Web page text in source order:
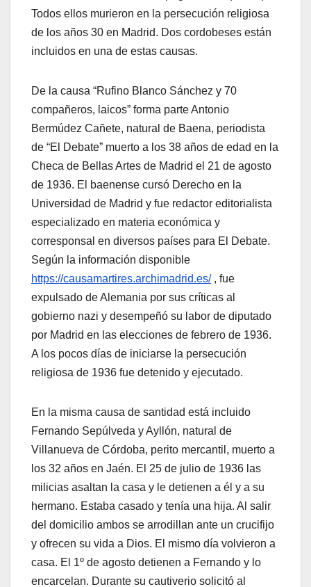
Todos ellos murieron en la persecución religiosa
de los años 30 en Madrid. Dos cordobeses están
incluidos en una de estas causas.
De la causa “Rufino Blanco Sánchez y 70
compañeros, laicos” forma parte Antonio
Bermúdez Cañete, natural de Baena, periodista
de “El Debate” muerto a los 38 años de edad en la
Checa de Bellas Artes de Madrid el 21 de agosto
de 1936. El baenense cursó Derecho en la
Universidad de Madrid y fue redactor editorialista
especializado en materia económica y
corresponsal en diversos países para El Debate.
Según la información disponible
https://causamartires.archimadrid.es/, fue
expulsado de Alemania por sus críticas al
gobierno nazi y desempeñó su labor de diputado
por Madrid en las elecciones de febrero de 1936.
A los pocos días de iniciarse la persecución
religiosa de 1936 fue detenido y ejecutado.
En la misma causa de santidad está incluido
Fernando Sepúlveda y Ayllón, natural de
Villanueva de Córdoba, perito mercantil, muerto a
los 32 años en Jaén. El 25 de julio de 1936 las
milicias asaltan la casa y le detienen a él y a su
hermano. Estaba casado y tenía una hija. Al salir
del domicilio ambos se arrodillan ante un crucifijo
y ofrecen su vida a Dios. El mismo día volvieron a
casa. El 1º de agosto detienen a Fernando y lo
encarcelan. Durante su cautiverio solicitó al